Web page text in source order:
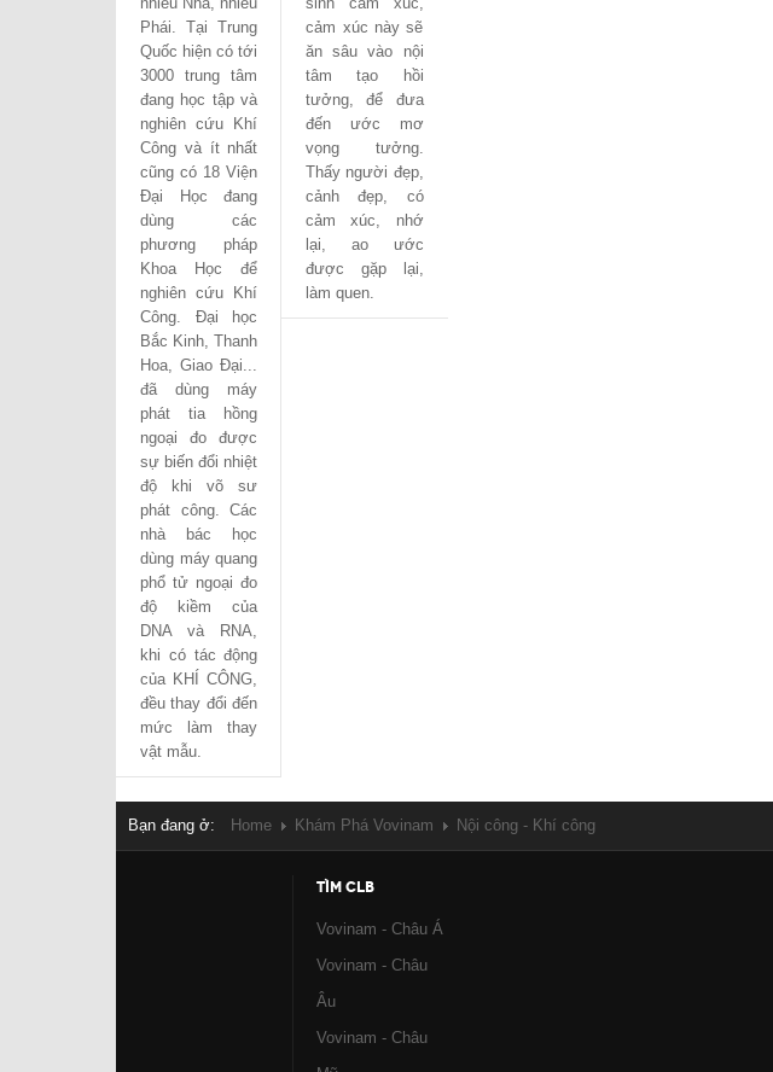
Phái. Tại Trung
Quốc hiện có tới
3000 trung tâm
đang học tập và
nghiên cứu Khí
Công và ít nhất
cũng có 18 Viện
Đại Học đang
dùng các
phương pháp
Khoa Học để
nghiên cứu Khí
Công. Đại học
Bắc Kinh, Thanh
Hoa, Giao Đại...
đã dùng máy
phát tia hồng
ngoại đo được
sự biến đổi nhiệt
độ khi võ sư
phát công. Các
nhà bác học
dùng máy quang
phổ tử ngoại đo
độ kiềm của
DNA và RNA,
khi có tác động
của KHÍ CÔNG,
đều thay đổi đến
mức làm thay
vật mẫu.
cảm xúc này sẽ
ăn sâu vào nội
tâm tạo hồi
tưởng, để đưa
đến ước mơ
vọng tưởng.
Thấy người đẹp,
cảnh đẹp, có
cảm xúc, nhớ
lại, ao ước
được gặp lại,
làm quen.
Bạn đang ở: Home Khám Phá Vovinam Nội công - Khí công
TÌM CLB
Vovinam - Châu Á
Vovinam - Châu
Âu
Vovinam - Châu